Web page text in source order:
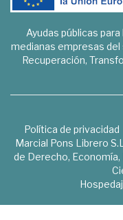
Ayudas públicas
medianas empresas
Recuperación,
Política de privacidad
Marcial Pons Librero
de Derecho,